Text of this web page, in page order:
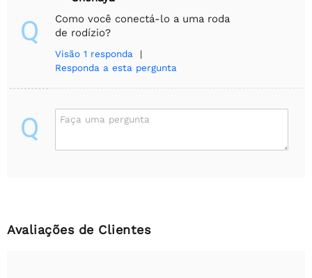
Q
Como você conectá-lo a uma roda
de rodízio?
Visão 1 responda |
Responda a esta pergunta
Q Faça uma pergunta
Avaliações de Clientes